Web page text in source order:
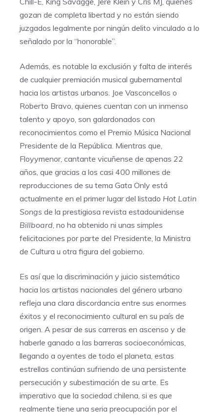
gozan de completa libertad y no están siendo
juzgados legalmente por ningún delito vinculado a lo
señalado por la “honorable”.
Además, es notable la exclusión y falta de interés
de cualquier premiación musical gubernamental
hacia los artistas urbanos. Joe Vasconcellos o
Roberto Bravo, quienes cuentan con un inmenso
talento y apoyo, son galardonados con
reconocimientos como el Premio Música Nacional
Presidente de la República. Mientras que,
Floyymenor, cantante vicuñense de apenas 22
años, que gracias a los casi 400 millones de
reproducciones de su tema Gata Only está
actualmente en el primer lugar del listado Hot Latin
Songs de la prestigiosa revista estadounidense
Billboard, no ha obtenido ni unas simples
felicitaciones por parte del Presidente, la Ministra
de Cultura u otra figura del gobierno.
Es así que la discriminación y juicio sistemático
hacia los artistas nacionales del género urbano
refleja una clara discordancia entre sus enormes
éxitos y el reconocimiento cultural en su país de
origen. A pesar de sus carreras en ascenso y de
haberle ganado a las barreras socioeconómicas,
llegando a oyentes de todo el planeta, estas
estrellas continúan sufriendo de una persistente
persecución y subestimación de su arte. Es
imperativo que la sociedad chilena, si es que
realmente tiene una seria preocupación por el